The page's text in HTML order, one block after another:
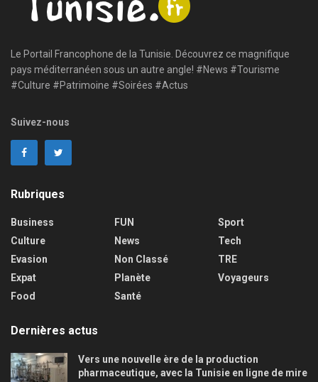
Le Portail Francophone de la Tunisie. Découvrez ce magnifique
pays méditerranéen sous un autre angle! #News #Tourisme
#Culture #Patrimoine #Soirées #Actus
Suivez-nous
Rubriques
Business
Culture
Evasion
Expat
Food
FUN
News
Non Classé
Planète
Santé
Sport
Tech
TRE
Voyageurs
Dernières actus
Vers une nouvelle ère de la production
pharmaceutique, avec la Tunisie en ligne de mire